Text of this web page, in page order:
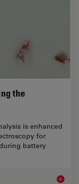
the
is enhanced
for
battery
Battery